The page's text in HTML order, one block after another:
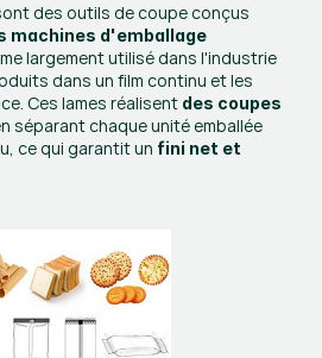
des outils de coupe conçus
machines d'emballage
largement utilisé dans l'industrie
dans un film continu et les
Ces lames réalisent des coupes
séparant chaque unité emballée
ce qui garantit un fini net et